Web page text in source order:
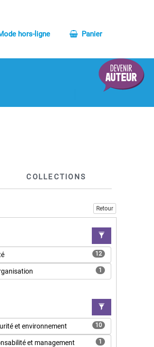
hors-ligne Panier
COLLECTIONS
Retour
12
1
et environnement 10
et management 1